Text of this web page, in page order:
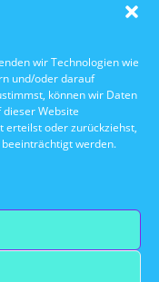
wir Technologien wie
und/oder darauf
können wir Daten
Website
erteilst oder zurückziehst,
werden.